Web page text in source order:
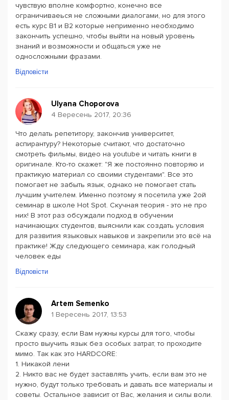
чувствую вполне комфортно, конечно все
ограничиваеься не сложными диалогами, но для этого
есть курс B1 и B2 которые неприменно необходимо
закончить успешно, чтобы выйти на новый уровень
знаний и возможности и общаться уже не
односложными фразами.
Відповісти
Ulyana Choporova
4 Вересень 2017, 20:36
Что делать репетитору, закончив университет,
аспирантуру? Некоторые считают, что достаточно
смотреть фильмы, видео на youtube и читать книги в
оригинале. Кто-то скажет: "Я же постоянно повторяю и
практикую материал со своими студентами". Все это
помогает не забыть язык, однако не помогает стать
лучшим учителем. Именно поэтому я посетила уже 2ой
семинар в школе Hot Spot. Скучная теория - это не про
них! В этот раз обсуждали подход в обучении
начинающих студентов, выяснили как создать условия
для развития языковых навыков и закрепили это всё на
практике! Жду следующего семинара, как голодный
человек еды
Відповісти
Artem Semenko
1 Вересень 2017, 13:53
Скажу сразу, если Вам нужны курсы для того, чтобы
просто выучить язык без особых затрат, то проходите
мимо. Так как это HARDCORE:
1. Никакой лени
2. Никто вас не будет заставлять учить, если вам это не
нужно, будут только требовать и давать все материалы и
советы. Остальное зависит от Вас, желания и силы воли.